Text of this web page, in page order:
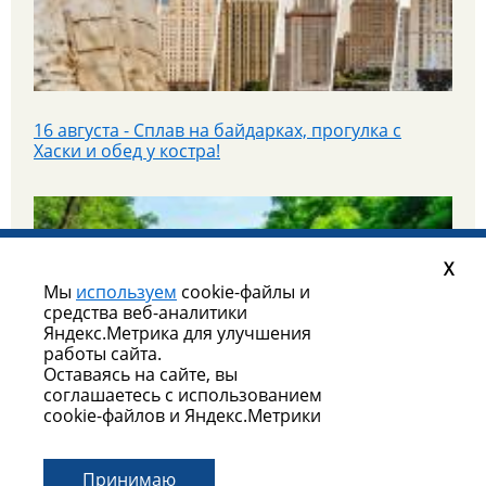
Парк «Патриот»!
16 августа - Сплав на байдарках, прогулка с
Хаски и обед у костра!
Уже завтра 25 июля - едем гулять в парк Патриот!
Смотреть все спецпредложения
Яроблтур ИТ
X
Мы используем cookie-файлы и
средства веб-аналитики
Яндекс.Метрика для улучшения
работы сайта.
Оставаясь на сайте, вы
соглашаетесь с использованием
cookie-файлов и Яндекс.Метрики
Принимаю